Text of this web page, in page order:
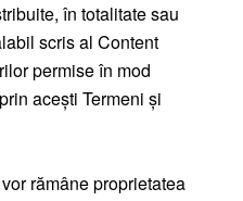
în totalitate sau
scris al Content
permise în mod
acești Termeni și
rămâne proprietatea